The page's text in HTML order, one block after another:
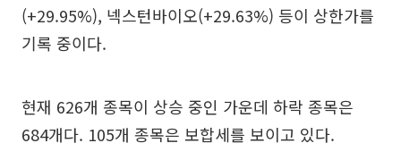
(+29.95%), 넥스턴바이오(+29.63%) 등이 상한가를
기록 중이다.
현재 626개 종목이 상승 중인 가운데 하락 종목은
684개다. 105개 종목은 보합세를 보이고 있다.